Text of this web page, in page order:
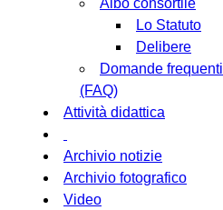
Lo Statuto
Delibere
Domande frequenti
(FAQ)
Attività didattica
Archivio notizie
Archivio fotografico
Video